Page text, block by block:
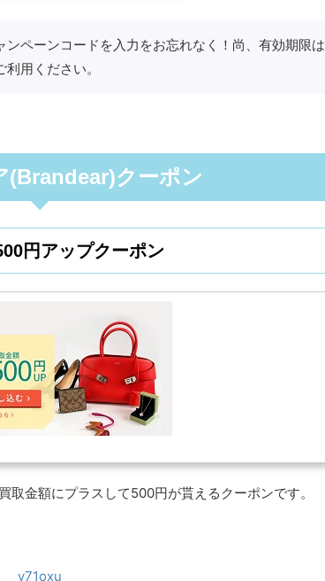
ンペーンコードを入力をお忘れなく！尚、有効期限は
用ください。
(Brandear)クーポン
円アップクーポン
金額にプラスして500円が貰えるクーポンです。
y71oxu